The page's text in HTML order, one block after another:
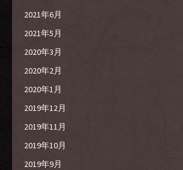
2021年6月
2021年5月
2020年3月
2020年2月
2020年1月
2019年12月
2019年11月
2019年10月
2019年9月